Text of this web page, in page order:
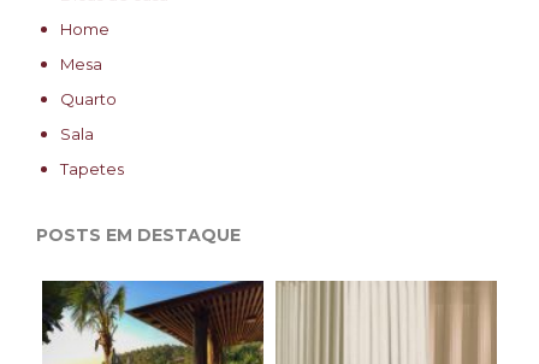
Home
Mesa
Quarto
Sala
Tapetes
POSTS EM DESTAQUE